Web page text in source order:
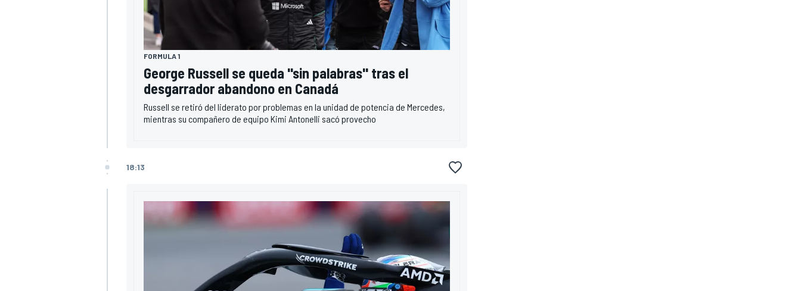
FORMULA 1
George Russell se queda "sin palabras" tras el
desgarrador abandono en Canadá
Russell se retiró del liderato por problemas en la unidad de potencia de Mercedes,
mientras su compañero de equipo Kimi Antonelli sacó provecho
18:13